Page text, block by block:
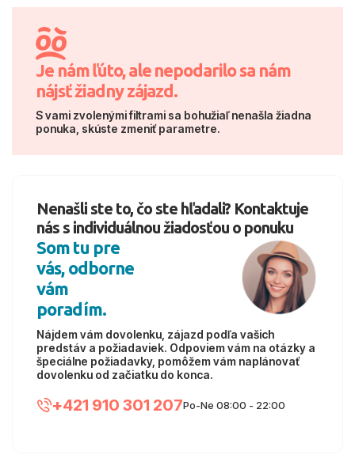
Je nám ľúto, ale nepodarilo sa nám
nájsť žiadny zájazd.
S vami zvolenými filtrami sa bohužiaľ nenašla žiadna
ponuka, skúste zmeniť parametre.
Nenašli ste to, čo ste hľadali? Kontaktuje
nás s individuálnou žiadosťou o ponuku
Som tu pre
vás, odborne
vám
poradím.
Nájdem vám dovolenku, zájazd podľa vašich
predstáv a požiadaviek. Odpoviem vám na otázky a
špeciálne požiadavky, pomôžem vám naplánovať
dovolenku od začiatku do konca.
+421 910 301 207Po-Ne 08:00 - 22:00